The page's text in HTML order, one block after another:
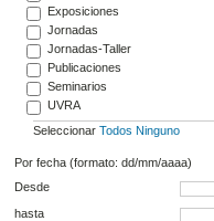
Exposiciones
Jornadas
Jornadas-Taller
Publicaciones
Seminarios
UVRA
Seleccionar Todos Ninguno
Por fecha (formato: dd/mm/aaaa)
Desde
hasta